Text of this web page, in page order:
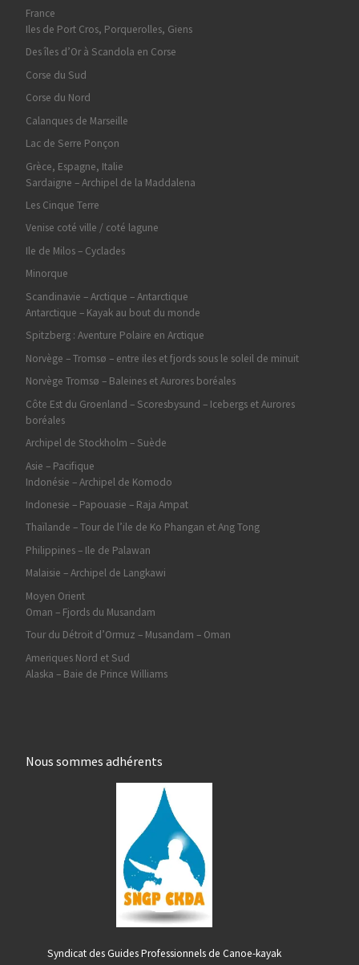
France
Iles de Port Cros, Porquerolles, Giens
Des îles d’Or à Scandola en Corse
Corse du Sud
Corse du Nord
Calanques de Marseille
Lac de Serre Ponçon
Grèce, Espagne, Italie
Sardaigne – Archipel de la Maddalena
Les Cinque Terre
Venise coté ville / coté lagune
Ile de Milos – Cyclades
Minorque
Scandinavie – Arctique – Antarctique
Antarctique – Kayak au bout du monde
Spitzberg : Aventure Polaire en Arctique
Norvège – Tromsø – entre iles et fjords sous le soleil de minuit
Norvège Tromsø – Baleines et Aurores boréales
Côte Est du Groenland – Scoresbysund – Icebergs et Aurores
boréales
Archipel de Stockholm – Suède
Asie – Pacifique
Indonésie – Archipel de Komodo
Indonesie – Papouasie – Raja Ampat
Thaïlande – Tour de l’ile de Ko Phangan et Ang Tong
Philippines – Ile de Palawan
Malaisie – Archipel de Langkawi
Moyen Orient
Oman – Fjords du Musandam
Tour du Détroit d’Ormuz – Musandam – Oman
Ameriques Nord et Sud
Alaska – Baie de Prince Williams
Nous sommes adhérents
Syndicat des Guides Professionnels de Canoe-kayak